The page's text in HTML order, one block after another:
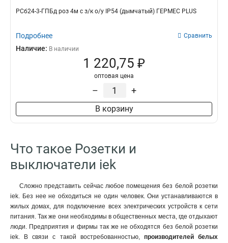
РСб24-3-ГПБд роз 4м с з/к о/у IP54 (дымчатый) ГЕРМЕС PLUS
Подробнее Сравнить
Наличие: В наличии
1 220,75 ₽
оптовая цена
– +
В корзину
Что такое Розетки и
выключатели iek
Сложно представить сейчас любое помещения без белой розетки
iek. Без нее не обходиться не один человек. Они устанавливаются в
жилых домах, для подключение всех электрических устройств к сети
питания. Так же они необходимы в общественных места, где отдыхают
люди. Предприятия и фирмы так же не обходятся без белой розетки
iek. В связи с такой востребованностью, производителей белых